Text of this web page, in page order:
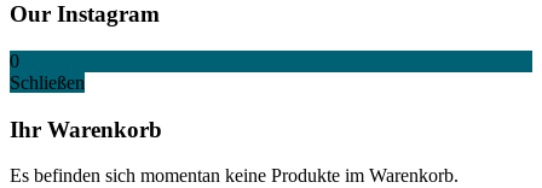
Our Instagram
0
Schließen
Ihr Warenkorb
Es befinden sich momentan keine Produkte im Warenkorb.